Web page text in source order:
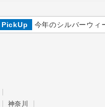
PickUp 今年のシルバーウィ
神奈川